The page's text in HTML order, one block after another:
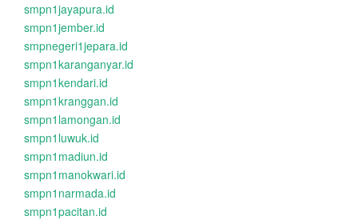
smpn1jayapura.id
smpn1jember.id
smpnegeri1jepara.id
smpn1karanganyar.id
smpn1kendari.id
smpn1kranggan.id
smpn1lamongan.id
smpn1luwuk.id
smpn1madiun.id
smpn1manokwari.id
smpn1narmada.id
smpn1pacitan.id